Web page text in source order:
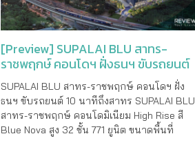
[Preview] SUPALAI BLU สาทร-
ราชพฤกษ์ คอนโดฯ ฝั่งธนฯ ขับรถยนต์
10 นาทีถึงสาทร
SUPALAI BLU สาทร-ราชพฤกษ์ คอนโดฯ ฝั่ง
ธนฯ ขับรถยนต์ 10 นาทีถึงสาทร SUPALAI BLU
สาทร-ราชพฤกษ์ คอนโดมิเนียม High Rise สี
Blue Nova สูง 32 ชั้น 771 ยูนิต ขนาดพื้นที่